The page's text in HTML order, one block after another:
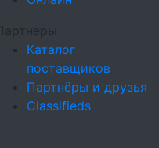
Партнеры
Каталог
поставщиков
Партнёры и друзья
Classifieds